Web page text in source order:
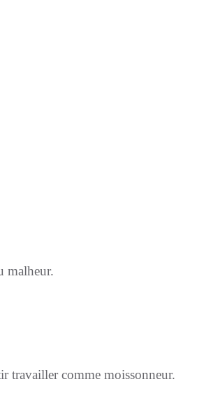
malheur.
travailler comme moissonneur.